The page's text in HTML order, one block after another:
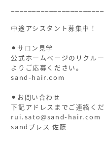
中途アシスタント募集中！
⚫︎サロン見学
公式ホームページのリクル
よりご応募ください。
sand-hair.com
⚫︎お問い合わせ
下記アドレスまでご連絡くだ
rui.sato@sand-hair.com
sandプレス 佐藤